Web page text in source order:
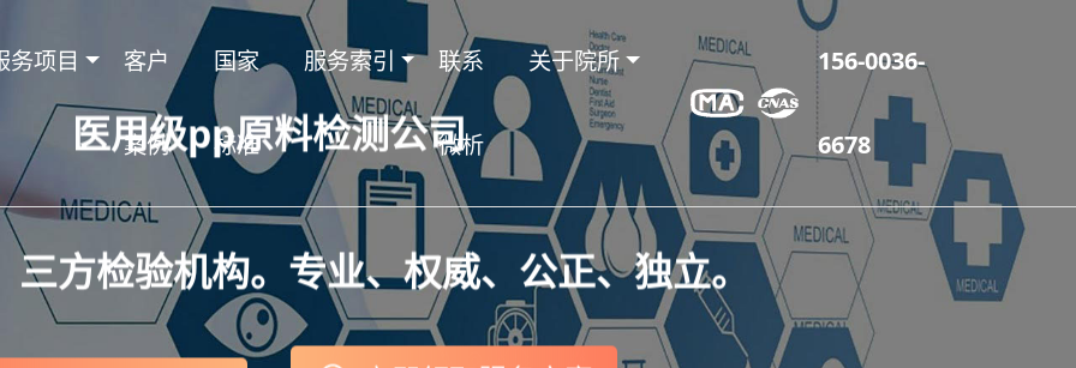
务项目 客户
案例
国家
标准
服务索引 联系
微析
关于院所 156-0036-
6678
医用级pp原料检测公司
方检验机构。专业、权威、公正、独立。